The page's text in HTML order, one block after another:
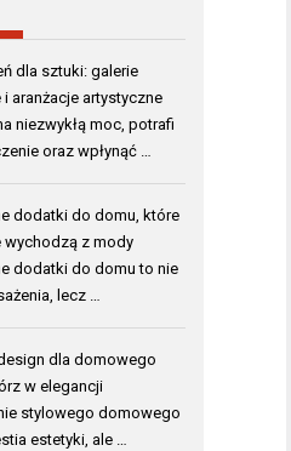
dla sztuki: galerie
aranżacje artystyczne
niezwykłą moc, potrafi
oraz wpłynąć …
dodatki do domu, które
wychodzą z mody
dodatki do domu to nie
lecz …
dla domowego
w elegancji
stylowego domowego
estetyki, ale …